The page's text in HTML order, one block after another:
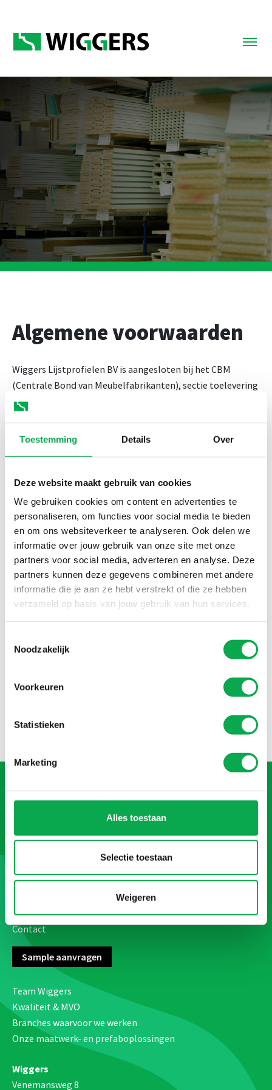
Toestemming Details Over
Deze website maakt gebruik van cookies
We gebruiken cookies om content en advertenties te
personaliseren, om functies voor social media te bieden
en om ons websiteverkeer te analyseren. Ook delen we
informatie over jouw gebruik van onze site met onze
partners voor social media, adverteren en analyse. Deze
partners kunnen deze gegevens combineren met andere
informatie die je aan ze hebt verstrekt of die ze hebben
verzameld op basis van jouw gebruik van hun services.
Noodzakelijk
Voorkeuren
Statistieken
Marketing
Alles toestaan
Selectie toestaan
Weigeren
Algemene voorwaarden
Wiggers Lijstprofielen BV is aangesloten bij het CBM
(Centrale Bond van Meubelfabrikanten), sectie toelevering
en hanteert dan ook haar leveringsvoorwaarden. Klik op
leveringsvoorwaarden te downloaden (.doc).
Leveringsvoorwaarden in
andere talen
België
Interieurprofielen
Werken bij Wiggers
Contact
Sample aanvragen
Team Wiggers
Kwaliteit & MVO
Branches waarvoor we werken
Onze maatwerk- en prefaboplossingen
Wiggers
Venemansweg 8